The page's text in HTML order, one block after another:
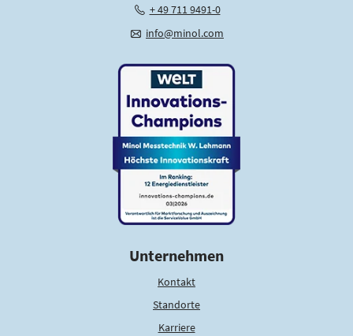
+ 49 711 9491-0
info@minol.com
Unternehmen
Kontakt
Standorte
Karriere